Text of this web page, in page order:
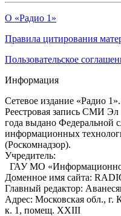
О «Радио 1»
Правила цитирования
Пользовательское
Информация
Сетевое издание «Радио 1».
Реестровая запись СМИ
года выдано Федеральной
информационных
(Роскомнадзор).
Учредитель:
ГАУ МО
Доменное имя сайта:
Главный редактор:
Адрес: Московская обл., г.
к. 1, помещ. XXIII